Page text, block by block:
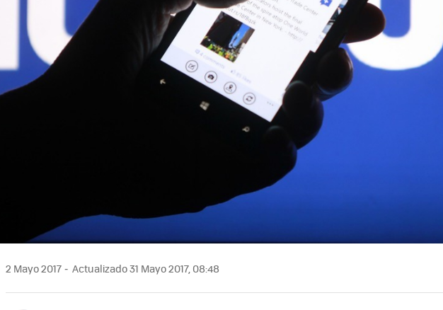
2 Mayo 2017 Actualizado 31 Mayo 2017, 08:48